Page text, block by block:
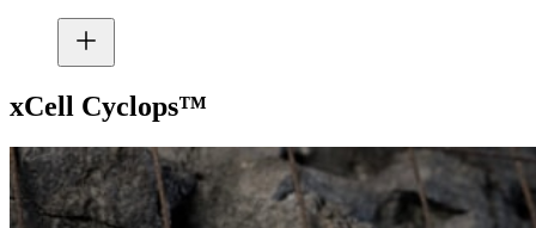
xCell Cyclops™